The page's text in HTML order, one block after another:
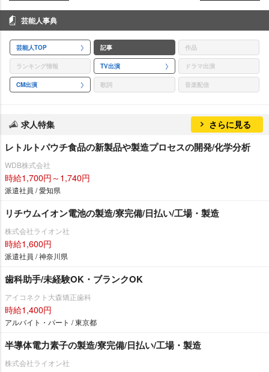
芸能人事典
芸能人TOP 記事 作品
ランキング情報 TV出演 ドラマ出演
CM出演 歌詞 音楽配信
求人特集 さらに見る
レトルトパウチ食品の新製品や製造プロセスの開発/化学分析
WDB株式会社
時給1,700円～1,740円
派遣社員 / 愛知県
リチウムイオン電池の製造/寮完備/日払い/工場・製造
株式会社ライオン社
時給1,600円
派遣社員 / 神奈川県
歯科助手/未経験OK・ブランクOK
アイコネクト大森矯正歯科
時給1,400円
アルバイト・パート / 東京都
半導体電力素子の製造/寮完備/日払い/工場・製造
株式会社ライオン社